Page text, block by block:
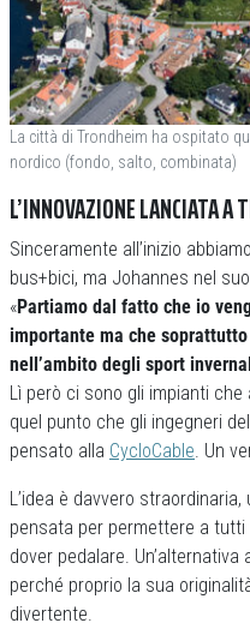
La città di Trondheim ha ospitato
nordico (fondo, salto, combinata)
L’INNOVAZIONE LANCIATA A
Sinceramente all’inizio
bus+bici, ma Johannes nel
«Partiamo dal fatto che io
importante ma che
nell’ambito degli sport
Lì però ci sono gli impianti che
quel punto che gli ingegneri
pensato alla CycloCable. Un
L’idea è davvero
pensata per permettere a
dover pedalare.
perché proprio la sua
divertente.